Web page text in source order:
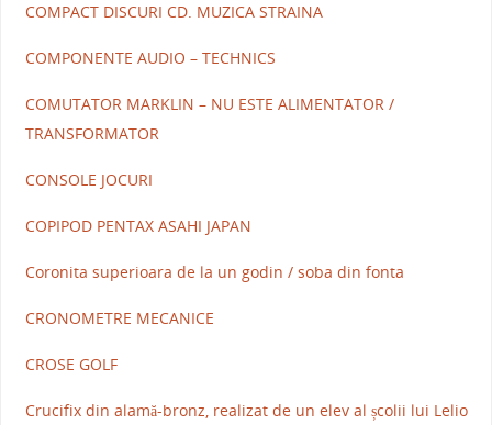
COMPACT DISCURI CD. MUZICA STRAINA
COMPONENTE AUDIO – TECHNICS
COMUTATOR MARKLIN – NU ESTE ALIMENTATOR /
TRANSFORMATOR
CONSOLE JOCURI
COPIPOD PENTAX ASAHI JAPAN
Coronita superioara de la un godin / soba din fonta
CRONOMETRE MECANICE
CROSE GOLF
Crucifix din alamă-bronz, realizat de un elev al școlii lui Lelio